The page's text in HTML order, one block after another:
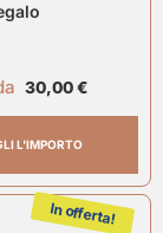
30,00€
L'IMPORTO
In offerta!